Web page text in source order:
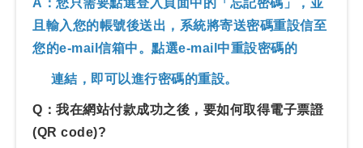
A：您只需要點選登入頁面中的「忘記密碼」，並
且輸入您的帳號後送出，系統將寄送密碼重設信至
您的e-mail信箱中。點選e-mail中重設密碼的
連結， 即可以進行密碼的重設。
Q：我在網站付款成功之後，要如何取得電子票證
(QR code)?